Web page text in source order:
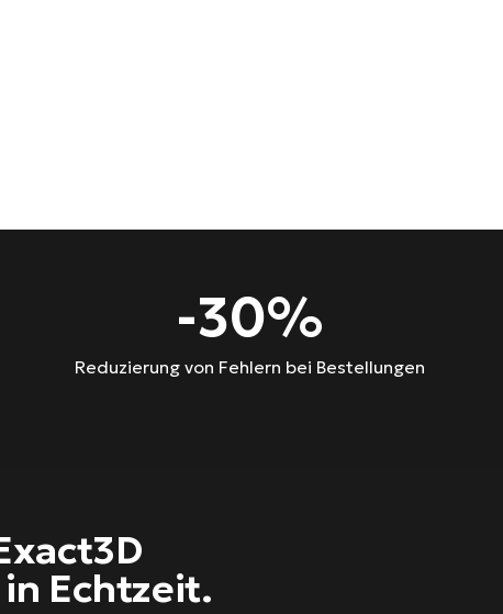
Reduzierung von Fehlern bei Bestellungen
-30%
Echtzeit.